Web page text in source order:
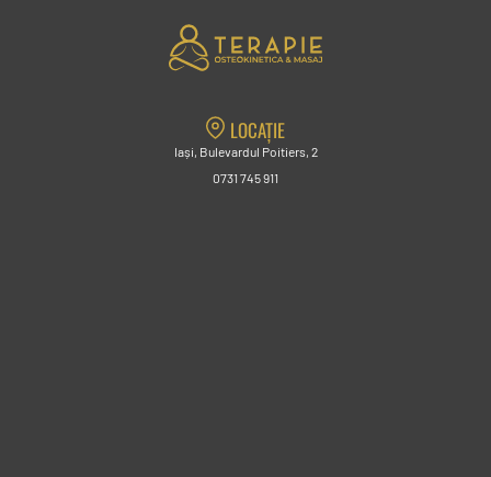
LOCAȚIE
Iași, Bulevardul Poitiers, 2
0731 745 911